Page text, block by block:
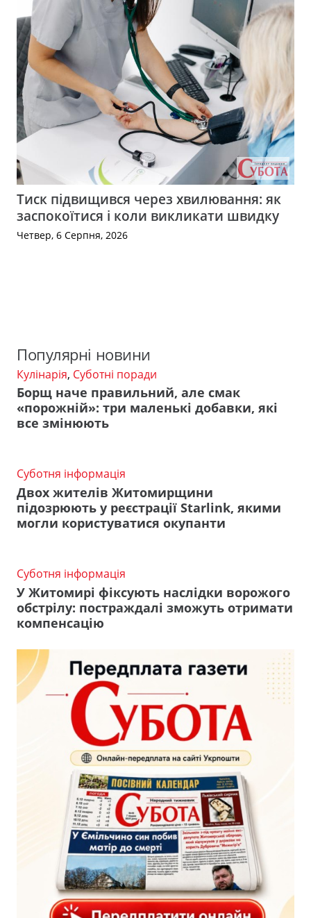
Тиск підвищився через хвилювання: як
заспокоїтися і коли викликати швидку
Четвер, 6 Серпня, 2026
Популярні новини
Кулінарія, Суботні поради
Борщ наче правильний, але смак
«порожній»: три маленькі добавки, які
все змінюють
Суботня інформація
Двох жителів Житомирщини
підозрюють у реєстрації Starlink, якими
могли користуватися окупанти
Суботня інформація
У Житомирі фіксують наслідки ворожого
обстрілу: постраждалі зможуть отримати
компенсацію